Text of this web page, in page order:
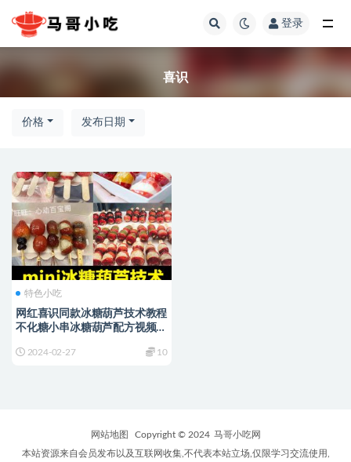
登录
喜识
价格 发布日期
特色小吃
网红喜识同款冰糖葫芦技术教程
不化糖小串冰糖葫芦配方视频教
2024-02-27 10
网站地图 Copyright © 2024 马哥小吃网
本站资源来自会员发布以及互联网收集,不代表本站立场,仅限学习交流使用,